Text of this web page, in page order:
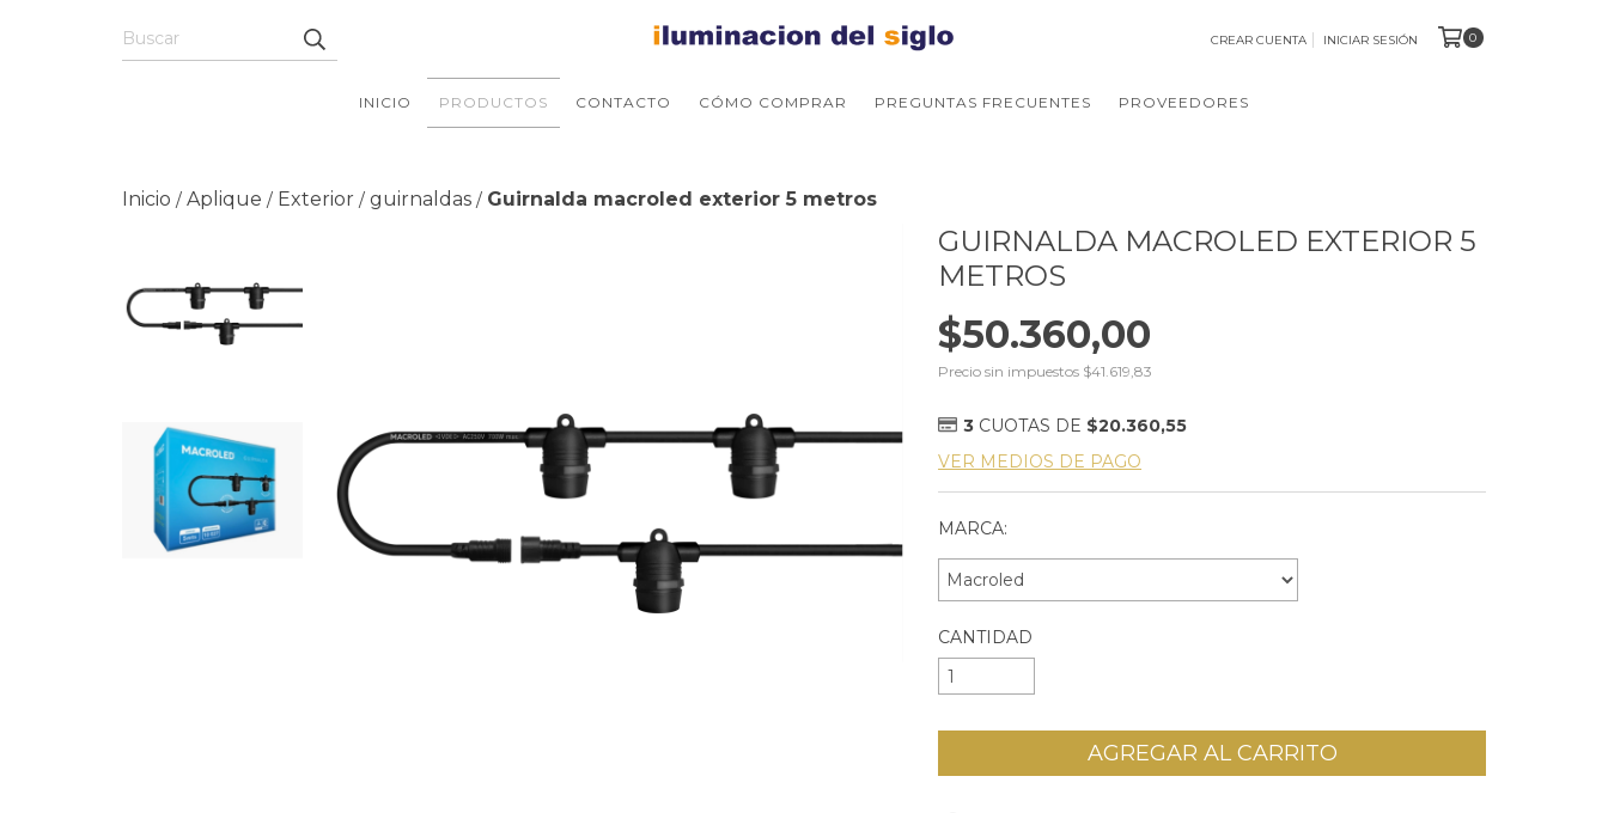
CREAR CUENTA INICIAR SESIÓN 0
INICIO PRODUCTOS CONTACTO CÓMO COMPRAR PREGUNTAS FRECUENTES PROVEEDORES
Inicio / Aplique / Exterior / guirnaldas / Guirnalda macroled exterior 5 metros
GUIRNALDA MACROLED EXTERIOR 5
METROS
$50.360,00
Precio sin impuestos $41.619,83
3 CUOTAS DE $20.360,55
VER MEDIOS DE PAGO
MARCA:
CANTIDAD